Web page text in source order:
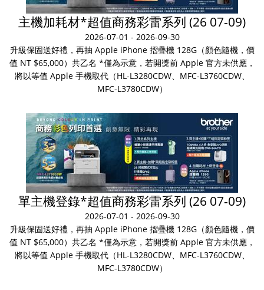
主機加耗材*超值商務彩雷系列 (26 07-09)
2026-07-01 - 2026-09-30
升級保固送好禮，再抽 Apple iPhone 摺疊機 128G（顏色隨機，價
值 NT $65,000）共乙名 *僅為示意，若開獎前 Apple 官方未供應，
將以等值 Apple 手機取代（HL-L3280CDW、MFC-L3760CDW、
MFC-L3780CDW）
單主機登錄*超值商務彩雷系列 (26 07-09)
2026-07-01 - 2026-09-30
升級保固送好禮，再抽 Apple iPhone 摺疊機 128G（顏色隨機，價
值 NT $65,000）共乙名 *僅為示意，若開獎前 Apple 官方未供應，
將以等值 Apple 手機取代（HL-L3280CDW、MFC-L3760CDW、
MFC-L3780CDW）